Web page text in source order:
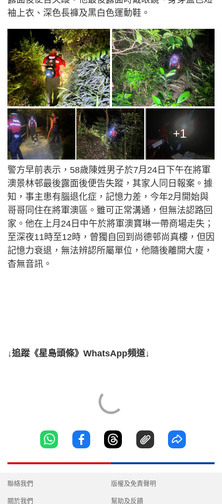
袖上衣、深色長褲及黑白色運動鞋。
+1
警方早前表示，58歲陳姓男子於7月24日下午在將軍
澳景林邨最後露面後便告失蹤，其家人同日報案。據
知，事主患有腦退化症，記憶力差，今年2月開始與
哥哥同住在將軍澳區。雖可正常溝通，但無法認路回
家。他在上月24日中午於將軍澳寶琳一帶商場走失；
至深夜11時至12時，曾獨自回到尚德邨尚真樓，但因
記憶力衰退，無法辨認所屬單位，他隨後離開大廈，
杳無音訊。
↓追蹤《星島頭條》WhatsApp頻道↓
聯絡我們
關於我們
版權及免責聲明
幫助及反饋